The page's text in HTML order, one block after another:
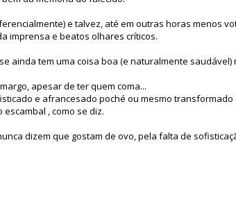
e talvez, até em outras horas menos
imprensa e beatos olhares críticos.
ainda tem uma coisa boa (e naturalmente
apesar de ter quem coma...
e afrancesado poché ou mesmo transformado
, como se diz.
dizem que gostam de ovo, pela falta de